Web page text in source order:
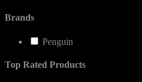
Brands
Penguin
Top Rated Products